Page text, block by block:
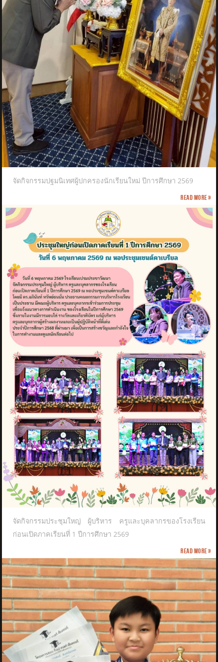
จัดกิจกรรมปฐมนิเทศผู้ปกครองนักเรียนใหม่ ปีการศึกษา 2569
Read more »
จัดกิจกรรมประชุมใหญ่ ผู้บริหาร ครูและบุคลากรของโรงเรียน
ก่อนเปิดภาคเรียนที่ 1 ปีการศึกษา 2569
Read more »